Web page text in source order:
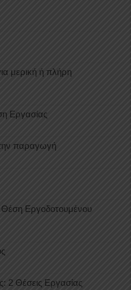
μερική ή πλήρη
Εργασίας
την παραγωγή
Eργοδοτουμένου
2 Θέσεις Εργασίας